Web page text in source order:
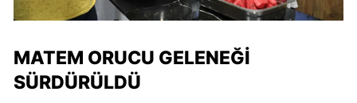
MATEM ORUCU GELENEĞI
SÜRDÜRÜLDÜ